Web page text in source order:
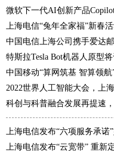
微软下一代AI创新产品
上海电信“兔年全家福”新春
中国电信上海公司携手爱达
特斯拉Tesla Bot机器人原型
中国移动“算网筑基 智算领
2022世界人工智能大会，上
科创与科普融合发展再提速
上海电信发布“六项服务承诺
上海电信发布“云宽带” 重新